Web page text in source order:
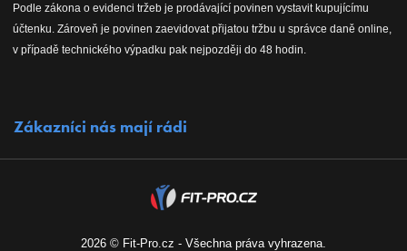
Reklamační řád
Koho podporujeme
Podle zákona o evidenci tržeb je prodávající povinen vystavit kupujícímu
účtenku. Zároveň je povinen zaevidovat přijatou tržbu u správce daně online,
v případě technického výpadku pak nejpozději do 48 hodin.
Zákazníci nás mají rádi
2026 © Fit-Pro.cz - Všechna práva vyhrazena.